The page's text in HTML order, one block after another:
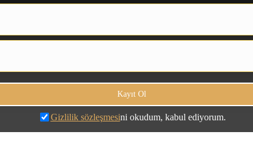
Gizlilik sözleşmesini okudum, kabul ediyorum.